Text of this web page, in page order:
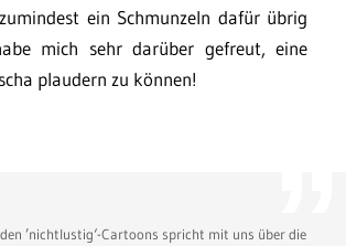
ein Schmunzeln dafür übrig
mich sehr darüber gefreut, eine
plaudern zu können!
’nichtlustig‘-Cartoons spricht mit uns über die